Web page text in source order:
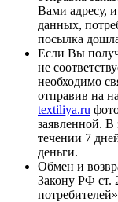
Вами адресу,
данных,
посылка
Если Вы
не
необходимо
отправив на
textiliya.ru
заявленной. В
течении 7
деньги.
Обмен и
Закону РФ ст.
потребителей»